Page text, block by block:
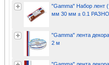
"Gamma" Набор лент
мм 30 мм ± 0.1
"Gamma" лента
2 м